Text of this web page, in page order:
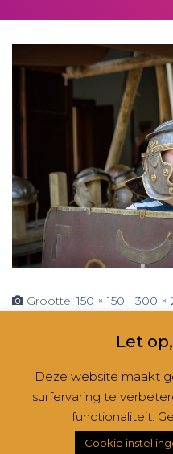
Grootte:150 × 150 | 300 ×
CONTACT
Hestia |
Let
Deze website maakt
surfervaring te
functionaliteit.
Cookie